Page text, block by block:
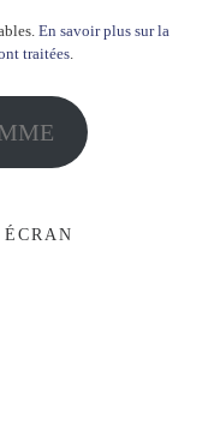
En savoir plus sur la
traitées